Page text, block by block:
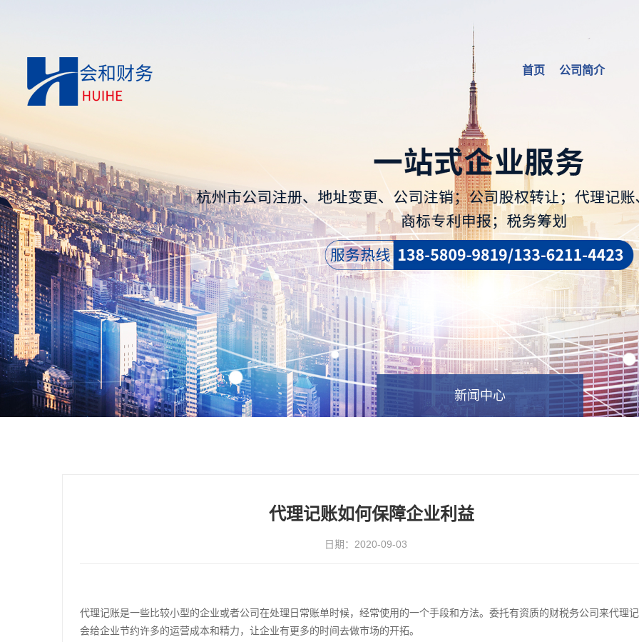
首页 公司简介
新闻中心
代理记账如何保障企业利益
日期：2020-09-03
代理记账是一些比较小型的企业或者公司在处理日常账单时候，经常使用的一个手段和方法。委托有资质的财税务公司来代理记
会给企业节约许多的运营成本和精力，让企业有更多的时间去做市场的开拓。